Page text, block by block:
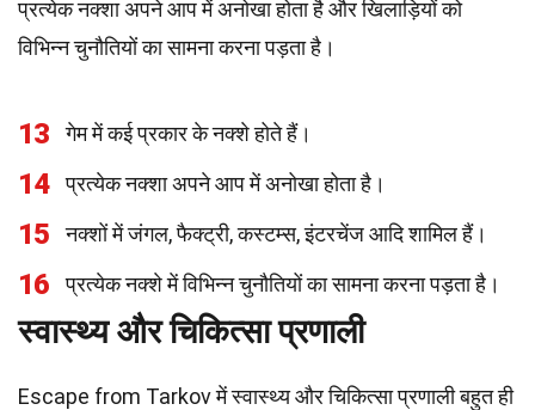
प्रत्येक नक्शा अपने आप में अनोखा होता है और खिलाड़ियों को
विभिन्न चुनौतियों का सामना करना पड़ता है।
13 गेम में कई प्रकार के नक्शे होते हैं।
14 प्रत्येक नक्शा अपने आप में अनोखा होता है।
15 नक्शों में जंगल, फैक्ट्री, कस्टम्स, इंटरचेंज आदि शामिल हैं।
16 प्रत्येक नक्शे में विभिन्न चुनौतियों का सामना करना पड़ता है।
स्वास्थ्य और चिकित्सा प्रणाली
Escape from Tarkov में स्वास्थ्य और चिकित्सा प्रणाली बहुत ही